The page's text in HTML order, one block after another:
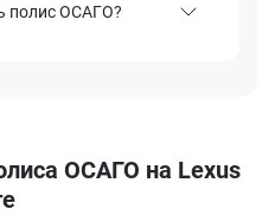
полис ОСАГО?
ОСАГО на Lexus